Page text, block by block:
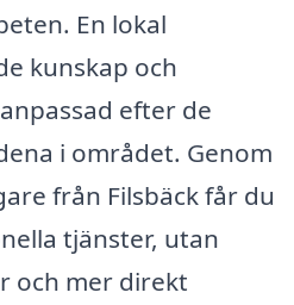
En lokal
kunskap och
efter de
i området. Genom
från Filsbäck får du
tjänster, utan
och mer direkt